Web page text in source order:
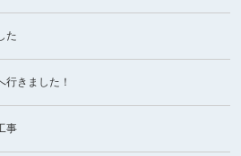
た
行きました！
事